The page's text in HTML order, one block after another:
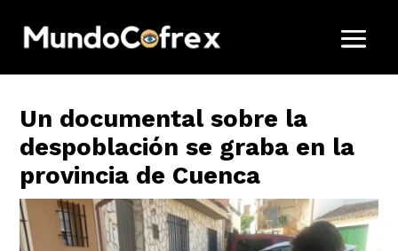
Un documental sobre la
despoblación se graba en la
provincia de Cuenca